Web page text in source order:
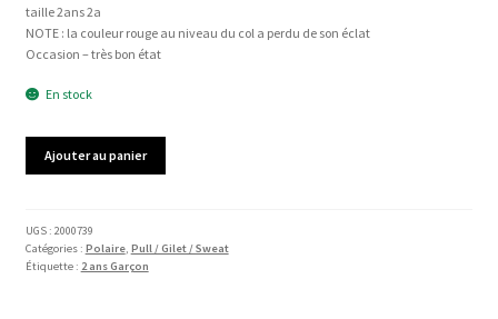
taille 2ans 2a
NOTE : la couleur rouge au niveau du col a perdu de son éclat
Occasion – très bon état
En stock
EXTENSO
Ajouter au panier
UGS : 2000739
Catégories : Polaire, Pull / Gilet / Sweat
Étiquette : 2 ans Garçon